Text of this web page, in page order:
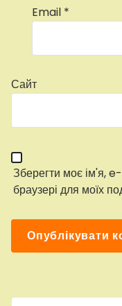
Email *
Сайт
Зберегти моє ім'я,
браузері для моїх